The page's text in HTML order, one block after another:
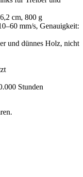
cm, 800 g
mm/s, Genauigkeit:
und dünnes Holz, nicht
Stunden